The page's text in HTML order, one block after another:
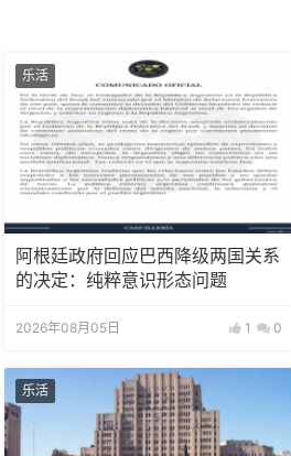
乐活
阿根廷政府回应巴西降级两国关系
的决定：纯粹意识形态问题
2026年08月05日 1 0
乐活